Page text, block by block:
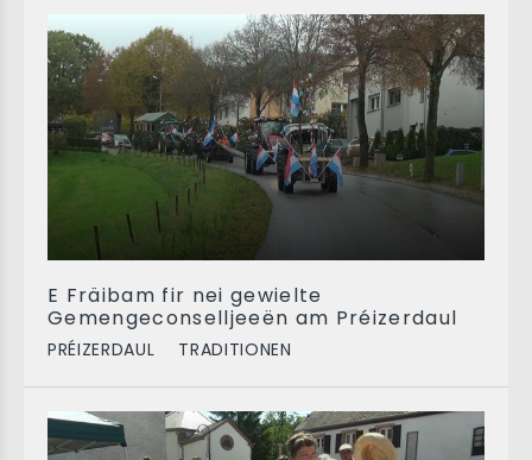
E Fräibam fir nei gewielte
Gemengeconselljeeën am Préizerdaul
PRÉIZERDAUL TRADITIONEN